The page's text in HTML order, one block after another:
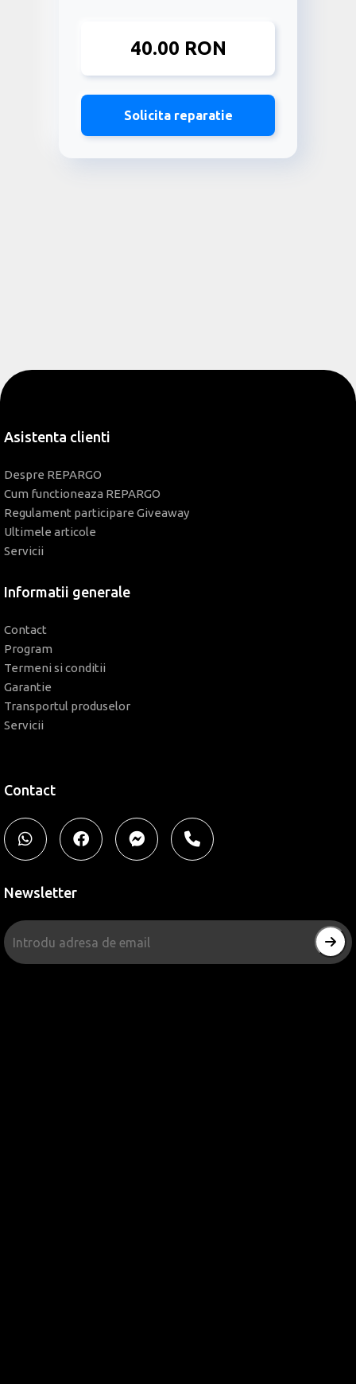
40.00 RON
Solicita reparatie
Asistenta clienti
Despre REPARGO
Cum functioneaza REPARGO
Regulament participare Giveaway
Ultimele articole
Servicii
Informatii generale
Contact
Program
Termeni si conditii
Garantie
Transportul produselor
Servicii
Contact
Newsletter